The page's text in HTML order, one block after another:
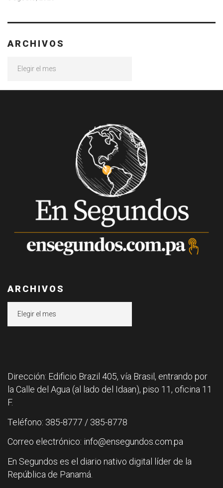
ARCHIVOS
ARCHIVOS
Dirección: Edificio Brazil 405, vía Brasil, entrando por
la Calle del Agua (al lado del Idaan), piso 11, oficina 11
F.
Teléfono: 385-8777 / 385-8778
Correo electrónico: info@ensegundos.com.pa
En Segundos es el diario nativo digital líder de la
República de Panamá.